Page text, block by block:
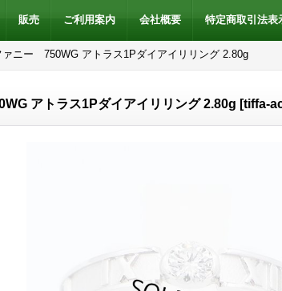
販売 ご利用案内 会社概要 特定商取引法表
ァニー 750WG アトラス1Pダイアイリリング 2.80g
アトラス1Pダイアイリリング 2.80g [tiffa-